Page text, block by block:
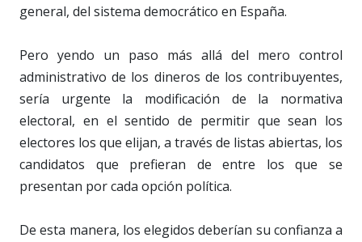
general, del sistema democrático en España.
Pero yendo un paso más allá del mero control
administrativo de los dineros de los contribuyentes,
sería urgente la modificación de la normativa
electoral, en el sentido de permitir que sean los
electores los que elijan, a través de listas abiertas, los
candidatos que prefieran de entre los que se
presentan por cada opción política.
De esta manera, los elegidos deberían su confianza a